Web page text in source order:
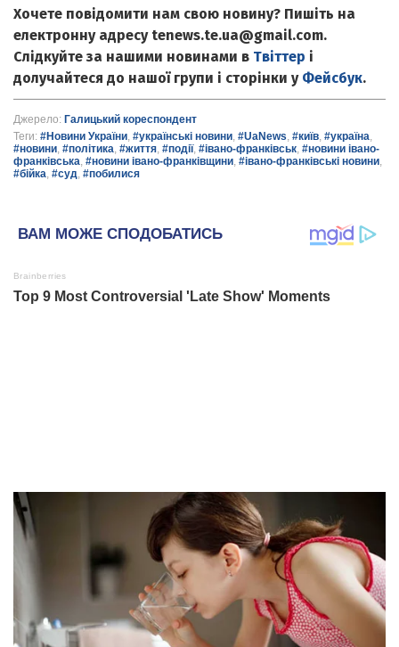
Хочете повідомити нам свою новину? Пишіть на
електронну адресу tenews.te.ua@gmail.com.
Слідкуйте за нашими новинами в Твіттер і
долучайтеся до нашої групи і сторінки у Фейсбук.
Джерело: Галицький кореспондент
Теги: #Новини України, #українські новини, #UaNews, #київ, #україна,
#новини, #політика, #життя, #події, #івано-франківськ, #новини івано-
франківська, #новини івано-франківщини, #івано-франківські новини,
#бійка, #суд, #побилися